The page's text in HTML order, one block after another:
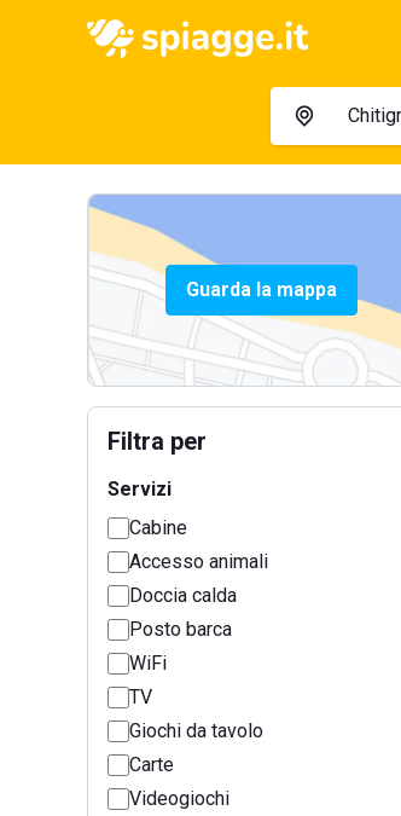
Guarda la mappa
Filtra per
Servizi
Cabine
Accesso animali
Doccia calda
Posto barca
WiFi
TV
Giochi da tavolo
Carte
Videogiochi